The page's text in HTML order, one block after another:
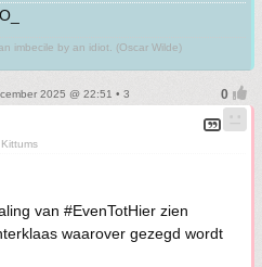
imbecile by an idiot. (Oscar Wilde)
2025 @ 22:51 • 3
Kittums
van #EvenTotHier zien
waarover gezegd wordt